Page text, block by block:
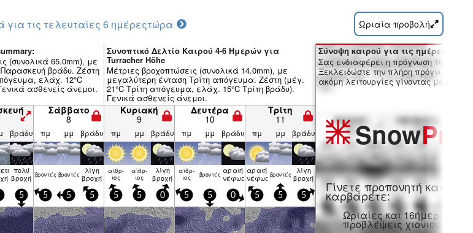
για τις τελευταίες 6 ημέρεςτώρα Ωριαία προβολή
(συνολικά 65.0mm), με
βράδυ. Ζέστη
ελάχ. 12°C
ασθενείς άνεμοι.
Συνοπτικό Δελτίο Καιρού 4-6 Ημερών για
Turracher Höhe
Μέτριες βροχοπτώσεις (συνολικά 14.0mm), με
μεγαλύτερη ένταση Τρίτη απόγευμα. Ζέστη (μέγ.
21°C Τρίτη απόγευμα, ελάχ. 15°C Τρίτη βράδυ).
Γενικά ασθενείς άνεμοι.
Σάββατο
8
Κυριακή
9
Δευτέρα
10
Τρίτη
11
βράδυ πμ μμ βράδυ πμ μμ βράδυ πμ μμ βράδυ πμ μμ βράδυ
πολύ
βροχή βρον­τές βρον­τές λίγη
βροχή
αίθρ­
ιος
αίθρ­
ιος
λίγη
βροχή
αίθρ­
ιος βρον­τές αραιή
νέφωση
αραιή
νέφωσηβρον­τές λίγη
βροχή
5 5 5 5 5 5 0 5 5 0 5 5 5
Σύνοψη καιρού για τις ημέρες 7-16:
Σας ενδιαφέρει η πρόγνωση 16
Ξεκλειδώστε την πλήρη πρόγνωση
ακόμη λειτουργίες γίνοντας μέλος
SnowPro
Γίνετε προπονητή και
καρβάρετε:
Ωριαίες και 16ήμερες
προβλέψεις χιονιού